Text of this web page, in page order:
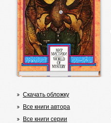
Скачать обложку
Все книги автора
Все книги серии